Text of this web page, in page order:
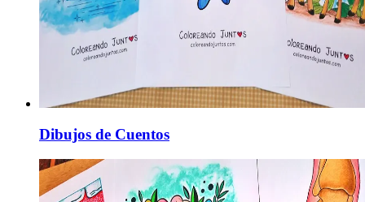
Dibujos de Cuentos